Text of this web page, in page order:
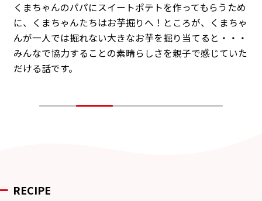
くまちゃんのパパにスイートポテトを作ってもらうため
に、くまちゃんたちはお芋掘りへ！ところが、くまちゃ
んが一人では掘れない大きなお芋を掘り当てると・・・
みんなで協力することの素晴らしさを親子で感じていた
だける話です。
RECIPE